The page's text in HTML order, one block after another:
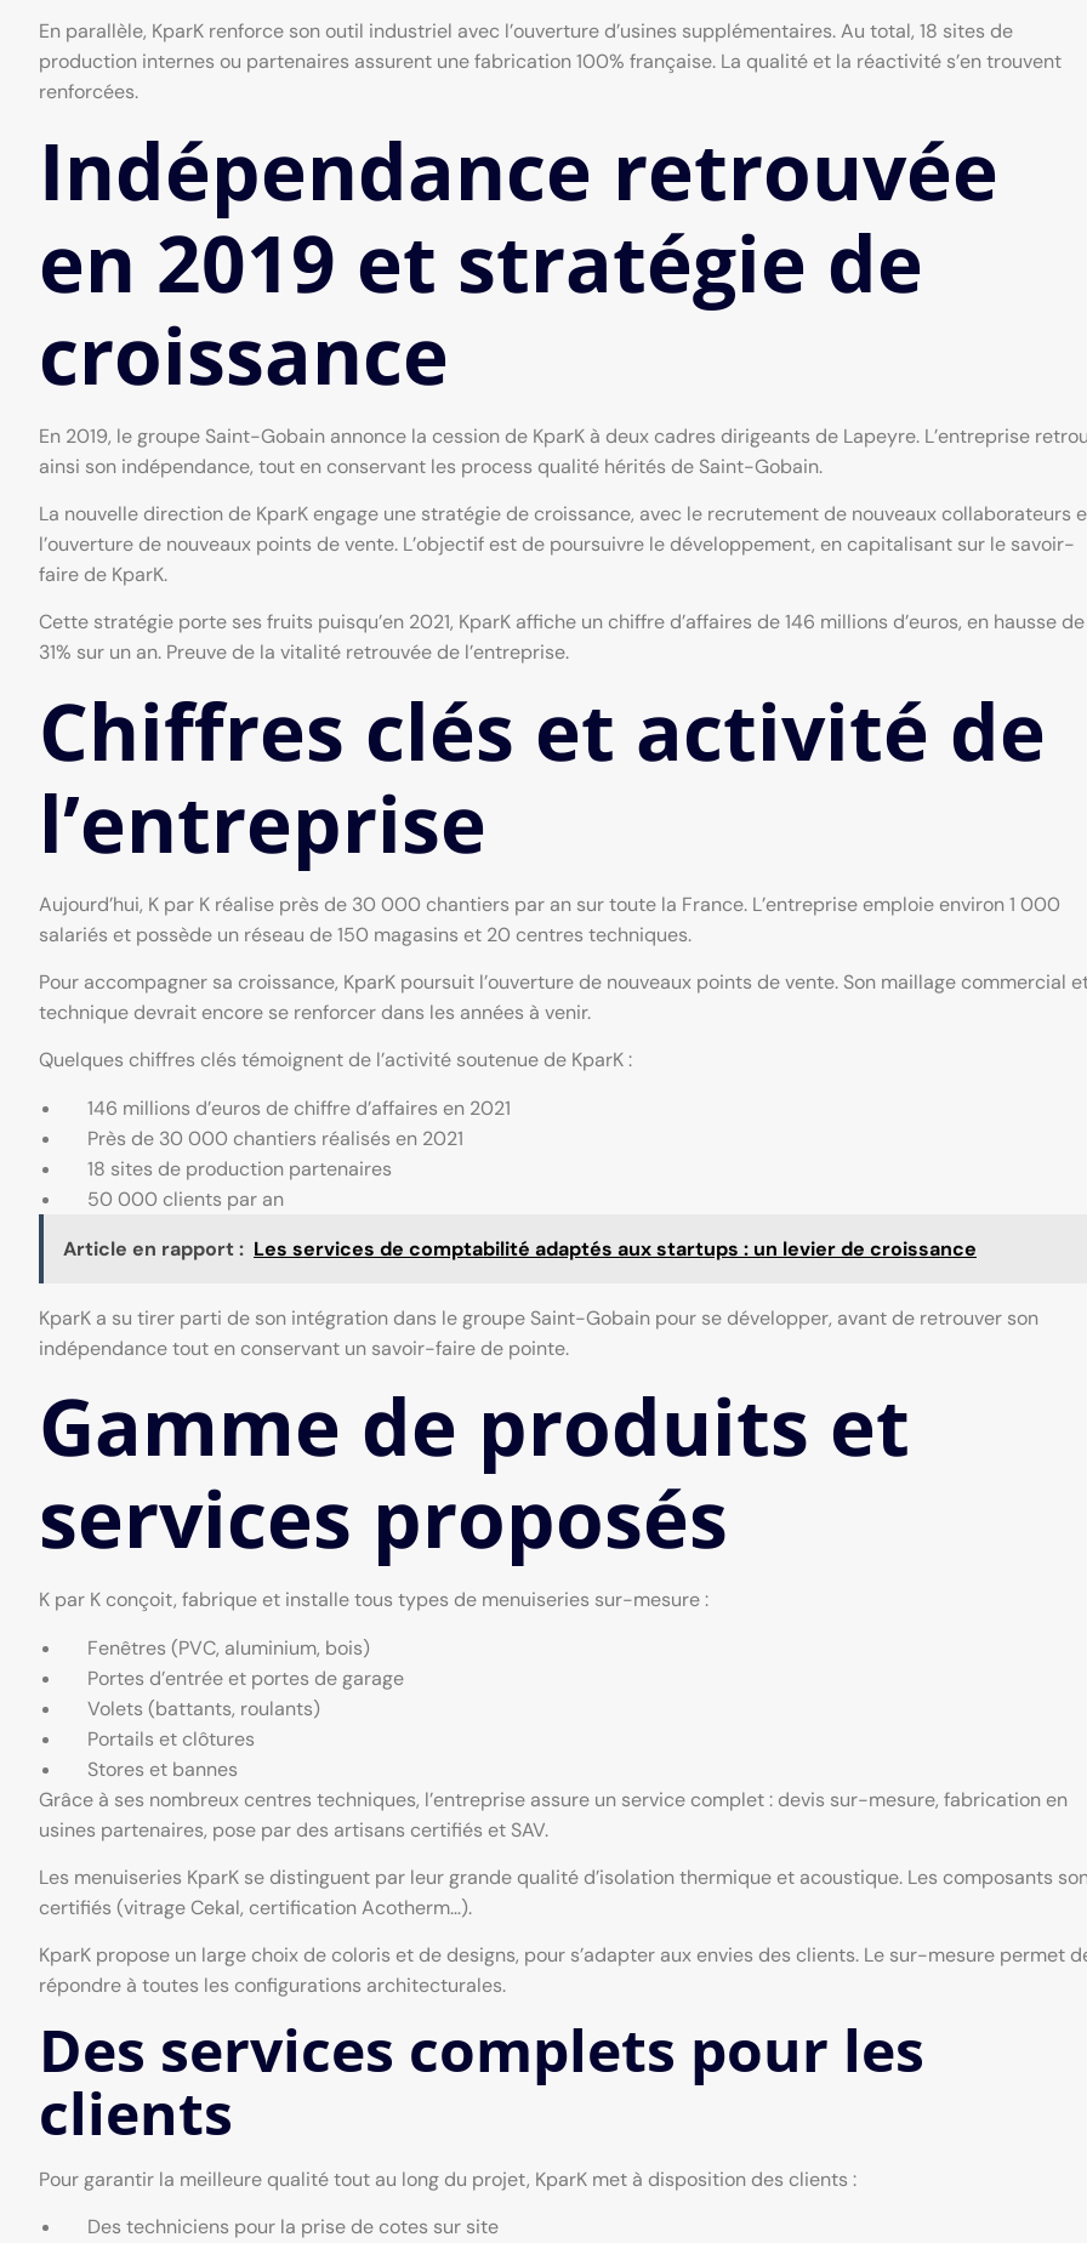
En parallèle, KparK renforce son outil industriel avec l’ouverture d’usines supplémentaires. Au total, 18 sites de
production internes ou partenaires assurent une fabrication 100% française. La qualité et la réactivité s’en trouvent
renforcées.
Indépendance retrouvée
en 2019 et stratégie de
croissance
En 2019, le groupe Saint-Gobain annonce la cession de KparK à deux cadres dirigeants de Lapeyre. L’entreprise
ainsi son indépendance, tout en conservant les process qualité hérités de Saint-Gobain.
La nouvelle direction de KparK engage une stratégie de croissance, avec le recrutement de nouveaux collaborateurs
l’ouverture de nouveaux points de vente. L’objectif est de poursuivre le développement, en capitalisant sur le savoir-
faire de KparK.
Cette stratégie porte ses fruits puisqu’en 2021, KparK affiche un chiffre d’affaires de 146 millions d’euros, en hausse de
31% sur un an. Preuve de la vitalité retrouvée de l’entreprise.
Chiffres clés et activité de
l’entreprise
Aujourd’hui, K par K réalise près de 30 000 chantiers par an sur toute la France. L’entreprise emploie environ 1 000
salariés et possède un réseau de 150 magasins et 20 centres techniques.
Pour accompagner sa croissance, KparK poursuit l’ouverture de nouveaux points de vente. Son maillage commercial
technique devrait encore se renforcer dans les années à venir.
Quelques chiffres clés témoignent de l’activité soutenue de KparK :
146 millions d’euros de chiffre d’affaires en 2021
Près de 30 000 chantiers réalisés en 2021
18 sites de production partenaires
50 000 clients par an
Article en rapport : Les services de comptabilité adaptés aux startups : un levier de croissance
KparK a su tirer parti de son intégration dans le groupe Saint-Gobain pour se développer, avant de retrouver son
indépendance tout en conservant un savoir-faire de pointe.
Gamme de produits et
services proposés
K par K conçoit, fabrique et installe tous types de menuiseries sur-mesure :
Fenêtres (PVC, aluminium, bois)
Portes d’entrée et portes de garage
Volets (battants, roulants)
Portails et clôtures
Stores et bannes
Grâce à ses nombreux centres techniques, l’entreprise assure un service complet : devis sur-mesure, fabrication en
usines partenaires, pose par des artisans certifiés et SAV.
Les menuiseries KparK se distinguent par leur grande qualité d’isolation thermique et acoustique. Les composants
certifiés (vitrage Cekal, certification Acotherm…).
KparK propose un large choix de coloris et de designs, pour s’adapter aux envies des clients. Le sur-mesure permet
répondre à toutes les configurations architecturales.
Des services complets pour les
clients
Pour garantir la meilleure qualité tout au long du projet, KparK met à disposition des clients :
Des techniciens pour la prise de cotes sur site